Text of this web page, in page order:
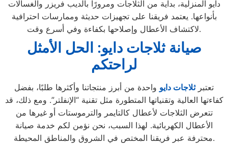
دايو المنزلية، بداية من الثلاجات ومرورًا بالديب فريزر والغسالات
بأنواعها. يعتمد فريقنا على تجهيزات حديثة وممارسات احترافية
لاكتشاف الأعطال وإصلاحها بكفاءة وفي أسرع وقت.
صيانة ثلاجات دايو: الحل الأمثل
لراحتكم
تعتبرثلاجات دايو واحدة من أبرز منتجاتنا وأكثرها طلبًا، بفضل
كفاءتها العالية وتقنياتها المتطورة مثل تقنية “الإنفلتر”. ومع ذلك، قد
تتعرض الثلاجات لأعطال كالتايمر والترموستات أو غيرها من
الأعطال الكهربائية. لهذا السبب، نحن نؤمن لكم خدمة صيانة
محترفة عبر فريقنا المختص في الشروق والمناطق المحيطة.